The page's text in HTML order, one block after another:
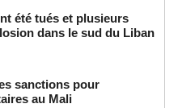
été tués et plusieurs
dans le sud du Liban
sanctions pour
au Mali